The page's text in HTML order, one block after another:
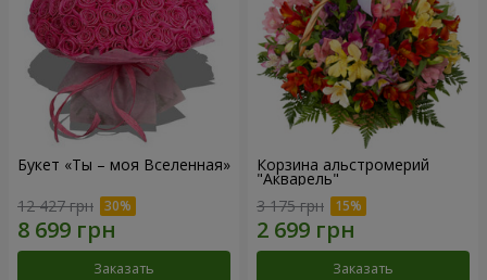
Букет «Ты – моя Вселенная»
12 427 грн
Заказать
Корзина альстромерий
"Акварель"
3 175 грн
Заказать